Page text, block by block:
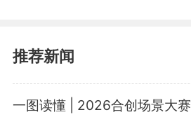
推荐新闻
一图读懂 | 2026合创场景大赛